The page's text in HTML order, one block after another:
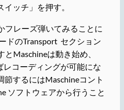
ッチ」を押す。
フレーズ弾いてみることに
ドのTransport セクション
Maschineは動き始め、
レコーディングが可能にな
節するにはMaschineコント
ソフトウェアから行うこと